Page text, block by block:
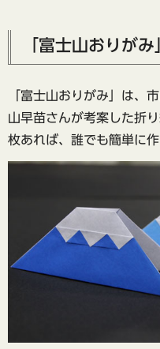
「富士山おりが
「富士山おりがみ」は、
山早苗さんが考案した折
枚あれば、誰でも簡単に